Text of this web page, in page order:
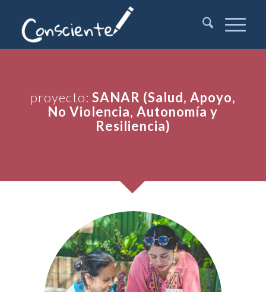
proyecto: SANAR (Salud, Apoyo,
No Violencia, Autonomía y
Resiliencia)